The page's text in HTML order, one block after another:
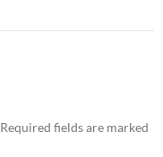
Required fields are marked